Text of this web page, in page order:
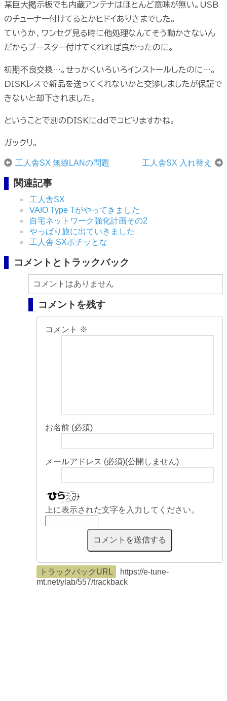
某巨大掲示板でも内蔵アンテナはほとんど意味が無い。USB
のチューナー付けてるとかヒドイありさまでした。
ていうか、ワンセグ見る時に他処理なんてそう動かさないん
だからブースター付けてくれれば良かったのに。
初期不良交換…。せっかくいろいろインストールしたのに…。
DISKレスで新品を送ってくれないかと交渉しましたが保証で
きないと却下されました。
ということで別のDISKにddでコピりますかね。
ガックリ。
工人舎SX 無線LANの問題 工人舎SX 入れ替え
関連記事
工人舎SX
VAIO Type Tがやってきました
自宅ネットワーク強化計画その2
やっぱり旅に出ていきました
工人舎 SXポチッとな
コメントとトラックバック
コメントはありません
コメントを残す
コメント ※
お名前 (必須)
メールアドレス (必須)(公開しません)
上に表示された文字を入力してください。
トラックバックURL
https://e-tune-
mt.net/ylab/557/trackback